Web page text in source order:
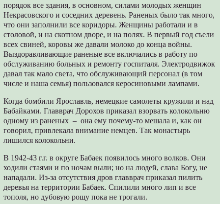
порядок все здания, в основном, силами молодых женщин
Некрасовского и соседних деревень. Раненых было так много,
что они заполнили все коридоры. Женщины работали и в
столовой, и на скотном дворе, и на полях. В первый год съели
всех свиней, коровы же давали молоко до конца войны.
Выздоравливающие раненые все включались в работу по
обслуживанию больных и ремонту госпиталя. Электродвижок
давал так мало света, что обслуживающий персонал (в том
числе и наша семья) пользовался керосиновыми лампами.
Когда бомбили Ярославль, немецкие самолеты кружили и над
Бабайками. Главврач Дорохов приказал взорвать колокольню
одному из раненых – она ему почему-то мешала и, как он
говорил, привлекала внимание немцев. Так монастырь
лишился колокольни.
В 1942-43 г.г. в округе Бабаек появилось много волков. Они
ходили стаями и по ночам выли; но на людей, слава Богу, не
нападали. Из-за отсутствия дров главврач приказал пилить
деревья на территории Бабаек. Спилили много лип и все
тополя, но дубовую рощу пока не трогали.